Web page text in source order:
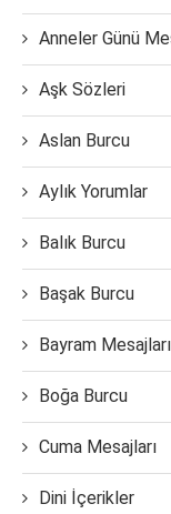
Anneler Günü
Aşk Sözleri
Aslan Burcu
Aylık Yorumlar
Balık Burcu
Başak Burcu
Bayram Mesajları
Boğa Burcu
Cuma Mesajları
Dini İçerikler